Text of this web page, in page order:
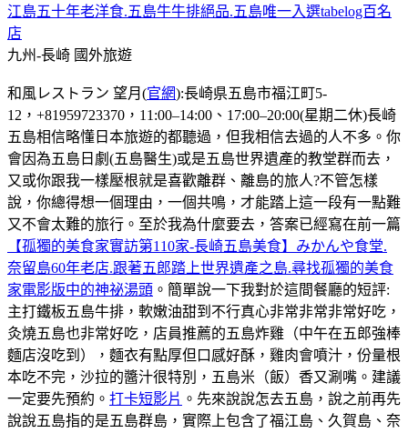
江島五十年老洋食.五島牛牛排絕品.五島唯一入選tabelog百名
店
九州-長崎 國外旅遊
和風レストラン 望月(官網):長崎県五島市福江町5-
12，+81959723370，11:00–14:00、17:00–20:00(星期二休)長崎
五島相信略懂日本旅遊的都聽過，但我相信去過的人不多。你
會因為五島日劇(五島醫生)或是五島世界遺產的教堂群而去，
又或你跟我一樣壓根就是喜歡離群、離島的旅人?不管怎樣
說，你總得想一個理由，一個共鳴，才能踏上這一段有一點難
又不會太難的旅行。至於我為什麼要去，答案已經寫在前一篇
【孤獨的美食家實訪第110家-長崎五島美食】みかんや食堂.
奈留島60年老店.跟著五郎踏上世界遺產之島.尋找孤獨的美食
家電影版中的神祕湯頭 。簡單說一下我對於這間餐廳的短評:
主打鐵板五島牛排，軟嫩油甜到不行真心非常非常非常好吃，
灸燒五島也非常好吃，店員推薦的五島炸雞（中午在五郎強棒
麵店沒吃到），麵衣有點厚但口感好酥，雞肉會噴汁，份量根
本吃不完，沙拉的醬汁很特別，五島米（飯）香又涮嘴。建議
一定要先預約。 打卡短影片 。先來說說怎去五島，說之前再先
說說五島指的是五島群島，實際上包含了福江島、久賀島、奈